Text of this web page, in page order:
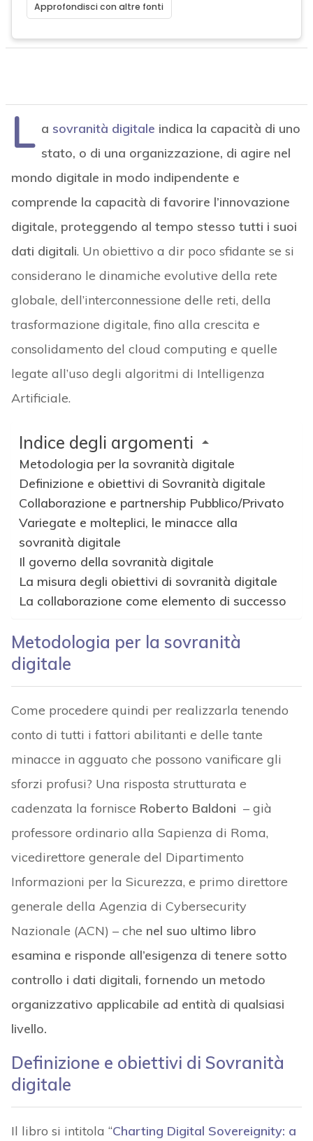
Approfondisci con altre fonti
L a sovranità digitale indica la capacità di uno
stato, o di una organizzazione, di agire nel
mondo digitale in modo indipendente e
comprende la capacità di favorire l’innovazione
digitale, proteggendo al tempo stesso tutti i suoi
dati digitali. Un obiettivo a dir poco sfidante se si
considerano le dinamiche evolutive della rete
globale, dell’interconnessione delle reti, della
trasformazione digitale, fino alla crescita e
consolidamento del cloud computing e quelle
legate all’uso degli algoritmi di Intelligenza
Artificiale.
Indice degli argomenti
Metodologia per la sovranità digitale
Definizione e obiettivi di Sovranità digitale
Collaborazione e partnership Pubblico/Privato
Variegate e molteplici, le minacce alla
sovranità digitale
Il governo della sovranità digitale
La misura degli obiettivi di sovranità digitale
La collaborazione come elemento di successo
Metodologia per la sovranità
digitale
Come procedere quindi per realizzarla tenendo
conto di tutti i fattori abilitanti e delle tante
minacce in agguato che possono vanificare gli
sforzi profusi? Una risposta strutturata e
cadenzata la fornisce Roberto Baldoni – già
professore ordinario alla Sapienza di Roma,
vicedirettore generale del Dipartimento
Informazioni per la Sicurezza, e primo direttore
generale della Agenzia di Cybersecurity
Nazionale (ACN) – che nel suo ultimo libro
esamina e risponde all’esigenza di tenere sotto
controllo i dati digitali, fornendo un metodo
organizzativo applicabile ad entità di qualsiasi
livello.
Definizione e obiettivi di Sovranità
digitale
Il libro si intitola “Charting Digital Sovereignity: a